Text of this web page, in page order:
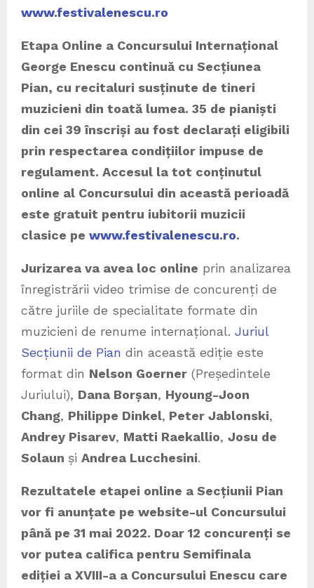
www.festivalenescu.ro
Etapa Online a Concursului Internațional
George Enescu continuă cu Secțiunea
Pian, cu recitaluri susținute de tineri
muzicieni din toată lumea. 35 de pianiști
din cei 39 înscriși au fost declarați eligibili
prin respectarea condițiilor impuse de
regulament. Accesul la tot conținutul
online al Concursului din această perioadă
este gratuit pentru iubitorii muzicii
clasice pe www.festivalenescu.ro.
Jurizarea va avea loc online prin analizarea
înregistrării video trimise de concurenți de
către juriile de specialitate formate din
muzicieni de renume internațional. Juriul
Secțiunii de Pian din această ediție este
format din Nelson Goerner (Președintele
Juriului), Dana Borșan, Hyoung-Joon
Chang, Philippe Dinkel, Peter Jablonski,
Andrey Pisarev, Matti Raekallio, Josu de
Solaun și Andrea Lucchesini.
Rezultatele etapei online a Secțiunii Pian
vor fi anunțate pe website-ul Concursului
până pe 31 mai 2022. Doar 12 concurenți se
vor putea califica pentru Semifinala
ediției a XVIII-a a Concursului Enescu care